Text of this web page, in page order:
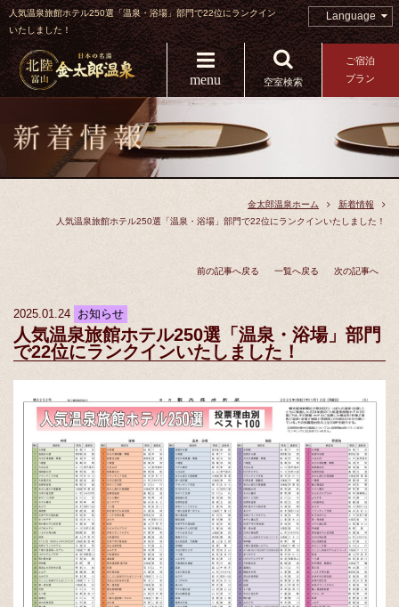
人気温泉旅館ホテル250選「温泉・浴場」部門で22位にランクイン
いたしました！
Language
menu 空室検索
ご宿泊
プラン
金太郎温泉ホーム
新着情報
人気温泉旅館ホテル250選「温泉・浴場」部門で22位にランクインいたしました！
前の記事へ戻る 一覧へ戻る 次の記事へ
2025.01.24 お知らせ
人気温泉旅館ホテル250選「温泉・浴場」部門
で22位にランクインいたしました！